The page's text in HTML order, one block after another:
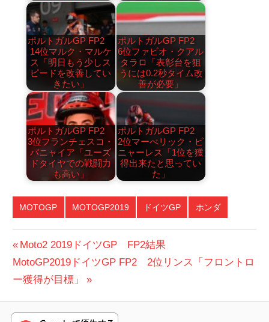
ポルトガルGP FP2
14位マルク・マルケ
ス「明日もう少しス
ピードを改善してい
きたい」
ポルトガルGP FP2
6位ファビオ・クアル
タラロ「表彰台を狙
うには0.2秒タイム改
善が必要」
ポルトガルGP FP2
3位フランチェスコ・
バニャイア「ユーズ
ドタイヤでの戦闘力
も高い」
ポルトガルGP FP2
2位マーべリック・ビ
ニャーレス「1位を獲
得出来たと思ってい
た」
MOTOGP MOTOGP2019 ドイツGP ホンダ
投
稿
ビ
前
の
投
Moto2 2019ドイツGP FP2結果
次
の
稿:
MotoGP2019ドイツGP FP2 2位リンス「フロントロ
ー獲得が目標」